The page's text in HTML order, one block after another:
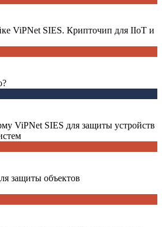
ViPNet SIES. Крипточип для IIoT и
ViPNet SIES для защиты устройств
защиты объектов